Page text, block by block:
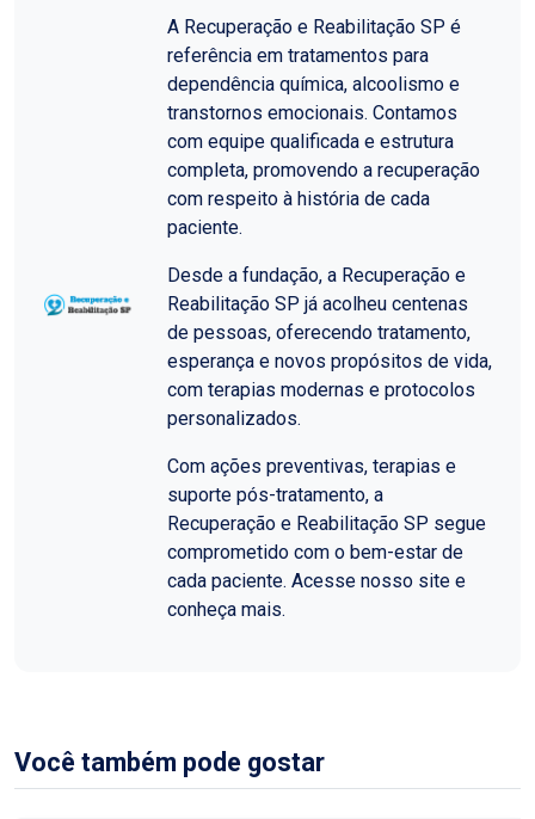
A Recuperação e Reabilitação SP é
referência em tratamentos para
dependência química, alcoolismo e
transtornos emocionais. Contamos
com equipe qualificada e estrutura
completa, promovendo a recuperação
com respeito à história de cada
paciente.
Desde a fundação, a Recuperação e
Reabilitação SP já acolheu centenas
de pessoas, oferecendo tratamento,
esperança e novos propósitos de vida,
com terapias modernas e protocolos
personalizados.
Com ações preventivas, terapias e
suporte pós-tratamento, a
Recuperação e Reabilitação SP segue
comprometido com o bem-estar de
cada paciente. Acesse nosso site e
conheça mais.
Você também pode gostar